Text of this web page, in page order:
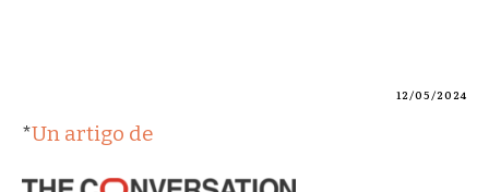
12/05/2024
*Un artigo de